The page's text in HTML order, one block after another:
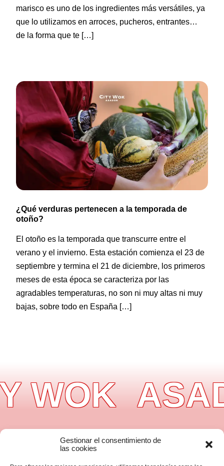
Gestionar el consentimiento de
las cookies
marisco es uno de los ingredientes más versátiles, ya
que lo utilizamos en arroces, pucheros, entrantes…
de la forma que te […]
¿Qué verduras pertenecen a la temporada de
otoño?
El otoño es la temporada que transcurre entre el
verano y el invierno. Esta estación comienza el 23 de
septiembre y termina el 21 de diciembre, los primeros
meses de esta época se caracteriza por las
agradables temperaturas, no son ni muy altas ni muy
bajas, sobre todo en España […]
Información
Aviso legal
Política de privacidad